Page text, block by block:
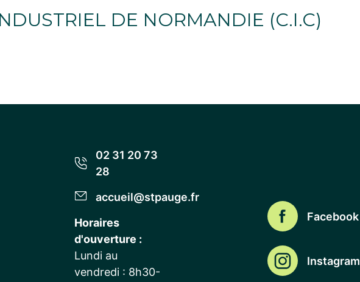
DE NORMANDIE (C.I.C)
02 31 20 73
28
accueil@stpauge.fr
Horaires
d'ouverture :
Lundi au
vendredi : 8h30-
Facebook
Instagram